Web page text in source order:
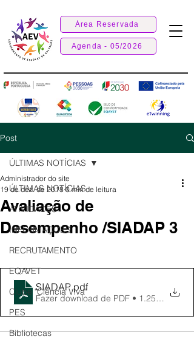
Área Reservada
Agenda - 05/2026
Post
ÚLTIMAS NOTÍCIAS
ATIVIDADES
INFORMAÇÕES
RECRUTAMENTO
EQAVET
Clube "Ciência Viva"
PES
Bibliotecas
ÚLTIMAS NOTÍCIAS
Avaliação de
Desempenho /SIADAP 3
Administrador do site
19 de dez. de 2018 0 min de leitura
SIADAP.pdf
Fazer download de PDF • 1.25MB